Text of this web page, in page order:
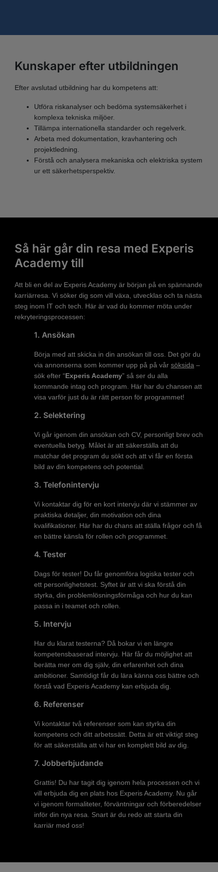
Kunskaper efter utbildningen
Efter avslutad utbildning har du kompetens att:
Utföra riskanalyser och bedöma systemsäkerhet i
komplexa tekniska miljöer.
Tillämpa internationella standarder och regelverk.
Arbeta med dokumentation, kravhantering och
projektledning.
Förstå och analysera mekaniska och elektriska system
ur ett säkerhetsperspektiv.
Så här går din resa med Experis
Academy till
Att bli en del av Experis Academy är början på en spännande
karriärresa. Vi söker dig som vill växa, utvecklas och ta nästa
steg inom IT och tech. Här är vad du kommer möta under
rekryteringsprocessen:
1. Ansökan
Börja med att skicka in din ansökan till oss. Det gör du
via annonserna som kommer upp på på vår söksida –
sök efter “Experis Academy” så ser du alla
kommande intag och program. Här har du chansen att
visa varför just du är rätt person för programmet!
2. Selektering
Vi går igenom din ansökan och CV, personligt brev och
eventuella betyg. Målet är att säkerställa att du
matchar det program du sökt och att vi får en första
bild av din kompetens och potential.
3. Telefonintervju
Vi kontaktar dig för en kort intervju där vi stämmer av
praktiska detaljer, din motivation och dina
kvalifikationer. Här har du chans att ställa frågor och få
en bättre känsla för rollen och programmet.
4. Tester
Dags för tester! Du får genomföra logiska tester och
ett personlighetstest. Syftet är att vi ska förstå din
styrka, din problemlösningsförmåga och hur du kan
passa in i teamet och rollen.
5. Intervju
Har du klarat testerna? Då bokar vi en längre
kompetensbaserad intervju. Här får du möjlighet att
berätta mer om dig själv, din erfarenhet och dina
ambitioner. Samtidigt får du lära känna oss bättre och
förstå vad Experis Academy kan erbjuda dig.
6. Referenser
Vi kontaktar två referenser som kan styrka din
kompetens och ditt arbetssätt. Detta är ett viktigt steg
för att säkerställa att vi har en komplett bild av dig.
7. Jobberbjudande
Grattis! Du har tagit dig igenom hela processen och vi
vill erbjuda dig en plats hos Experis Academy. Nu går
vi igenom formaliteter, förväntningar och förberedelser
inför din nya resa. Snart är du redo att starta din
karriär med oss!